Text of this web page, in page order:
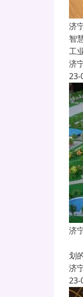
济
智
工
济
23-
济
划
济
23-